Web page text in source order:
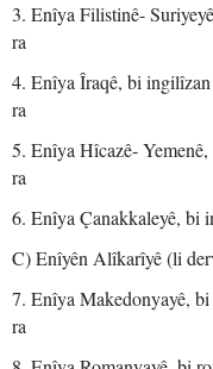
3. Enîya Filistinê-
4. Enîya Îraqê, bi ingilîzan
5. Enîya Hîcazê-
6. Enîya Çanakkaleyê, bi
C) Enîyên Alîkarîyê (li
7. Enîya Makedonyayê,